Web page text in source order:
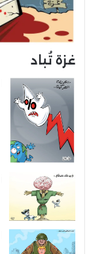
غزة تُباد